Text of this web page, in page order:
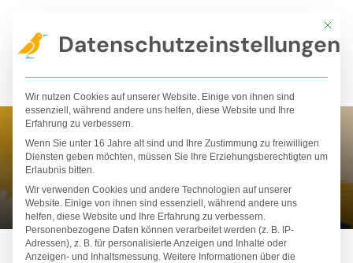
Inhalt
springen
Carina Thomas
Mit
Datenschutzeinstellungen
Wir nutzen Cookies auf unserer Website. Einige von ihnen sind
essenziell, während andere uns helfen, diese Website und Ihre
Erfahrung zu verbessern.
Wenn Sie unter 16 Jahre alt sind und Ihre Zustimmung zu freiwilligen
Diensten geben möchten, müssen Sie Ihre Erziehungsberechtigten um
Erlaubnis bitten.
Wir verwenden Cookies und andere Technologien auf unserer
Website. Einige von ihnen sind essenziell, während andere uns
helfen, diese Website und Ihre Erfahrung zu verbessern.
Personenbezogene Daten können verarbeitet werden (z. B. IP-
Adressen), z. B. für personalisierte Anzeigen und Inhalte oder
Anzeigen- und Inhaltsmessung. Weitere Informationen über die